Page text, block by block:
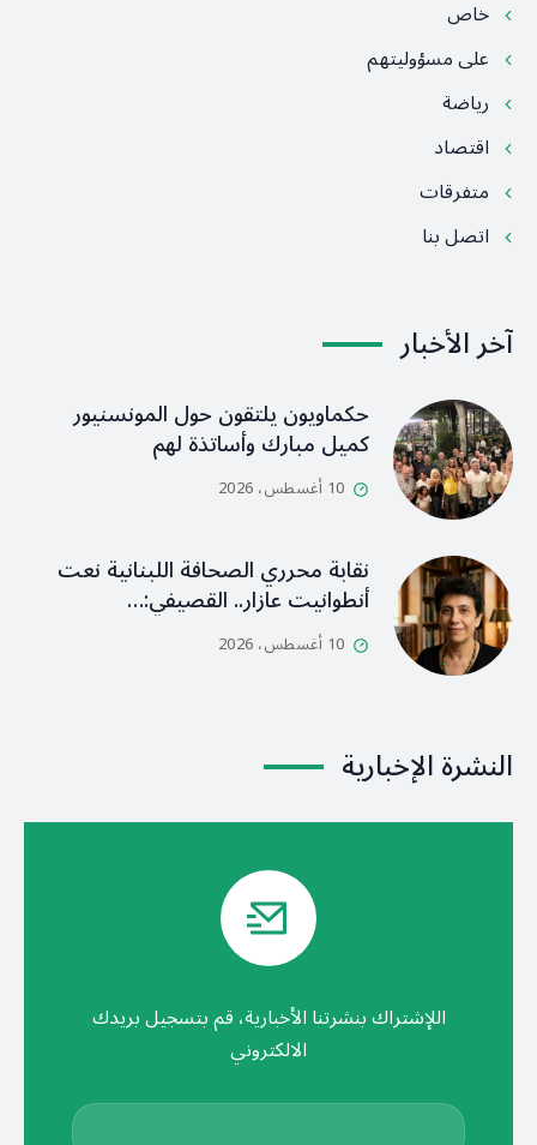
خاص
على مسؤوليتهم
رياضة
اقتصاد
متفرقات
اتصل بنا
آخر الأخبار
حكماويون يلتقون حول المونسنيور
كميل مبارك وأساتذة لهم
10 أغسطس، 2026
نقابة محرري الصحافة اللبنانية نعت
أنطوانيت عازار.. القصيفي:…
10 أغسطس، 2026
النشرة الإخبارية
اللإشتراك بنشرتنا الأخبارية، قم بتسجيل بريدك
الالكتروني